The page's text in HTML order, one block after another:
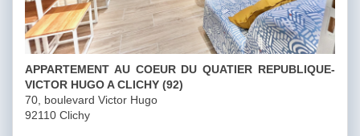
APPARTEMENT AU COEUR DU QUATIER REPUBLIQUE-
VICTOR HUGO A CLICHY (92)
70, boulevard Victor Hugo
92110 Clichy